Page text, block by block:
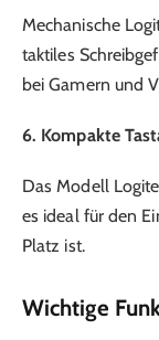
Mechanische
taktiles
bei Gamern und
6. Kompakte
Das Modell
es ideal für den
Platz ist.
Wichtige